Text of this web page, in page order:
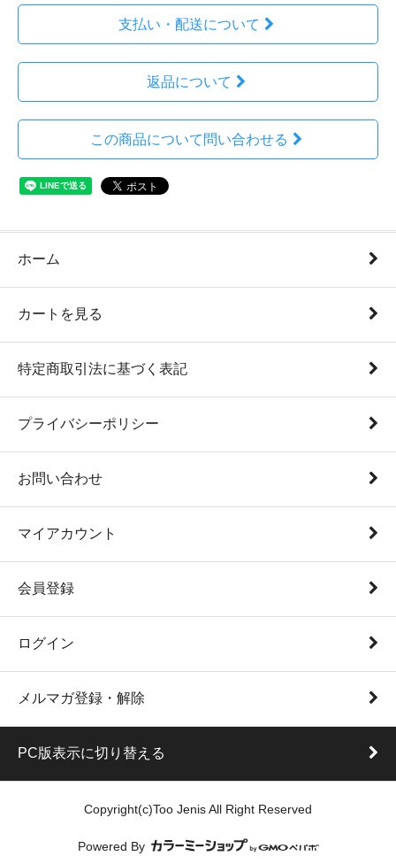
支払い・配送について
返品について
この商品について問い合わせる
ホーム
カートを見る
特定商取引法に基づく表記
プライバシーポリシー
お問い合わせ
マイアカウント
会員登録
ログイン
メルマガ登録・解除
PC版表示に切り替える
Copyright(c)Too Jenis All Right Reserved
Powered By